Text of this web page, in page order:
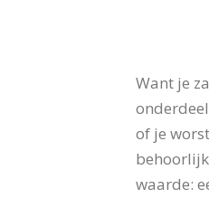
Want je
of je
waarde: